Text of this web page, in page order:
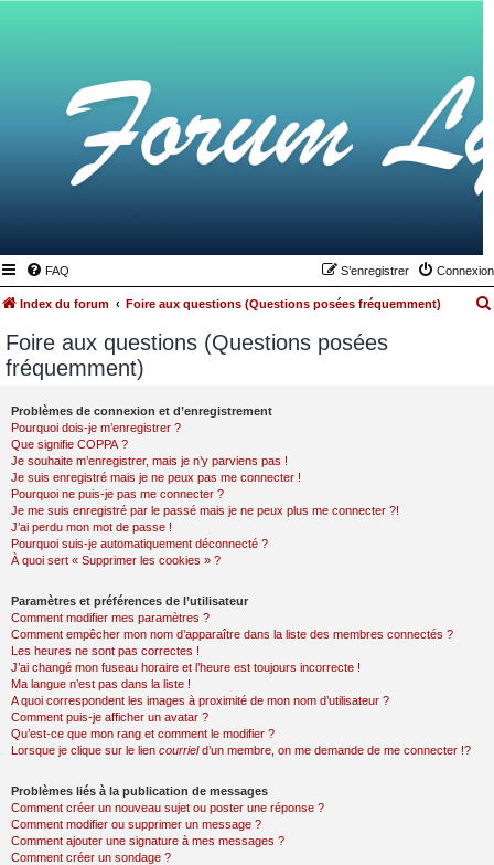
FAQ Connexion
S’enregistrer
Index du forum Foire aux questions (Questions posées fréquemment)
Foire aux questions (Questions posées
fréquemment)
Problèmes de connexion et d’enregistrement
Pourquoi dois-je m’enregistrer ?
Que signifie COPPA ?
Je souhaite m’enregistrer, mais je n’y parviens pas !
Je suis enregistré mais je ne peux pas me connecter !
Pourquoi ne puis-je pas me connecter ?
Je me suis enregistré par le passé mais je ne peux plus me connecter ?!
J’ai perdu mon mot de passe !
Pourquoi suis-je automatiquement déconnecté ?
À quoi sert « Supprimer les cookies » ?
Paramètres et préférences de l’utilisateur
Comment modifier mes paramètres ?
Comment empêcher mon nom d’apparaître dans la liste des membres connectés ?
Les heures ne sont pas correctes !
J’ai changé mon fuseau horaire et l’heure est toujours incorrecte !
Ma langue n’est pas dans la liste !
A quoi correspondent les images à proximité de mon nom d’utilisateur ?
Comment puis-je afficher un avatar ?
Qu’est-ce que mon rang et comment le modifier ?
Lorsque je clique sur le lien courrield’un membre, on me demande de me connecter !?
Problèmes liés à la publication de messages
Comment créer un nouveau sujet ou poster une réponse ?
Comment modifier ou supprimer un message ?
Comment ajouter une signature à mes messages ?
Comment créer un sondage ?